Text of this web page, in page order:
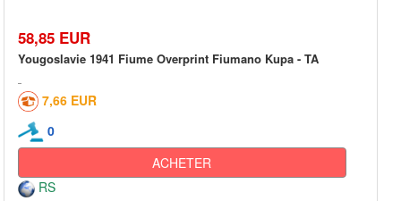
58,85 EUR
Yougoslavie 1941 Fiume Overprint Fiumano Kupa - TA
7,66 EUR
0
ACHETER
RS